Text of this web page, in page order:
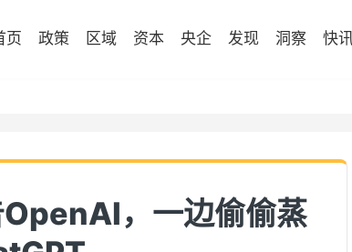
页 政策 区域 资本 央企 发现 洞察 快
，一边偷偷蒸